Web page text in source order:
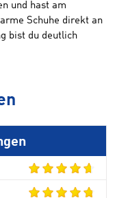
und hast am
Schuhe direkt an
bist du deutlich